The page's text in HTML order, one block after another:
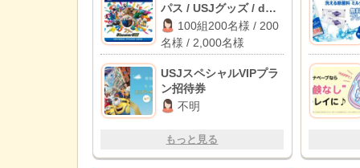
パス / USJグッズ / dポ
イント 1,000ポイント
100組200名様 / 200
名様 / 2,000名様
USJスペシャルVIPプラ
ン招待券
不明
もっと見る